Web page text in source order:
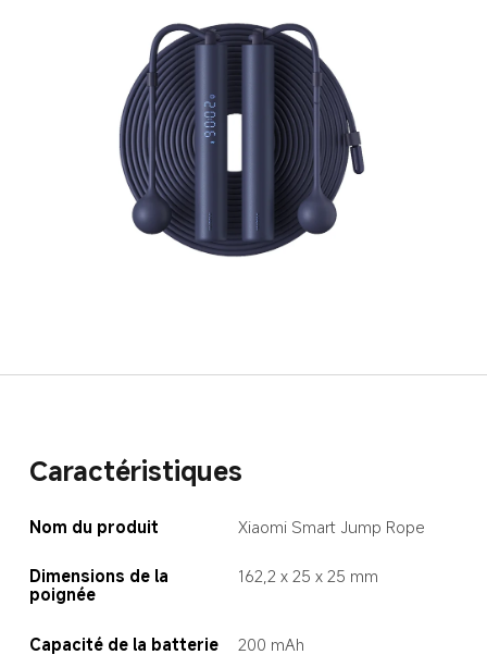
Caractéristiques
Nom du produit Xiaomi Smart Jump Rope
Dimensions de la
poignée
162,2 x 25 x 25 mm
Capacité de la batterie 200 mAh